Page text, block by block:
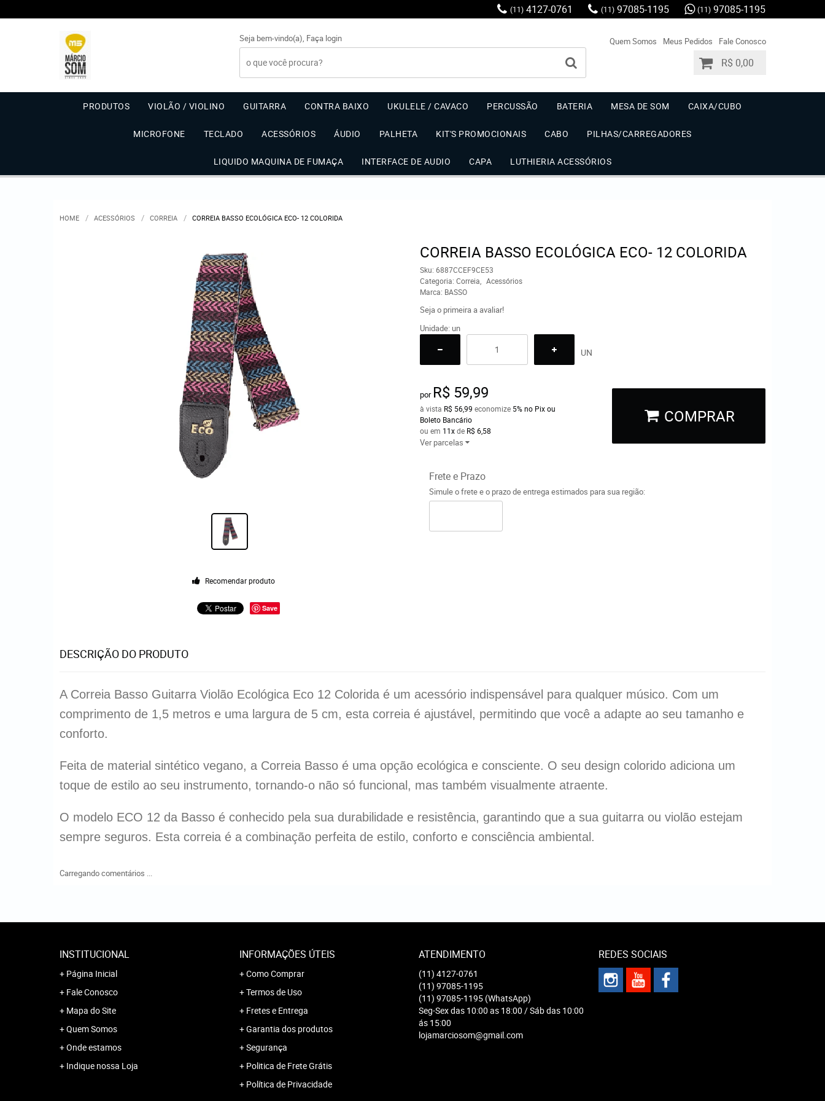
(11) 4127-0761 (11) 97085-1195 (11) 97085-1195
Seja bem-vindo(a), Faça login Quem Somos Meus Pedidos Fale Conosco
R$ 0,00
PRODUTOS VIOLÃO / VIOLINO GUITARRA CONTRA BAIXO UKULELE / CAVACO PERCUSSÃO BATERIA MESA DE SOM CAIXA/CUBO
MICROFONE TECLADO ACESSÓRIOS ÁUDIO PALHETA KIT'S PROMOCIONAIS CABO PILHAS/CARREGADORES
LIQUIDO MAQUINA DE FUMAÇA INTERFACE DE AUDIO CAPA LUTHIERIA ACESSÓRIOS
HOME ACESSÓRIOS CORREIA CORREIA BASSO ECOLÓGICA ECO- 12 COLORIDA
Recomendar produto
Save
CORREIA BASSO ECOLÓGICA ECO- 12 COLORIDA
Sku: 6887CCEF9CE53
Categoria: Correia
Acessórios
Marca: BASSO
Seja o primeira a avaliar!
Unidade: un
UN
por R$ 59,99
à vista R$ 56,99 economize 5% no Pix ou
Boleto Bancário
ou em 11xde R$ 6,58
Ver parcelas
COMPRAR
Frete e Prazo
Simule o frete e o prazo de entrega estimados para sua região:
DESCRIÇÃO DO PRODUTO
A Correia Basso Guitarra Violão Ecológica Eco 12 Colorida é um acessório indispensável para qualquer músico. Com um
comprimento de 1,5 metros e uma largura de 5 cm, esta correia é ajustável, permitindo que você a adapte ao seu tamanho e
conforto.
Feita de material sintético vegano, a Correia Basso é uma opção ecológica e consciente. O seu design colorido adiciona um
toque de estilo ao seu instrumento, tornando-o não só funcional, mas também visualmente atraente.
O modelo ECO 12 da Basso é conhecido pela sua durabilidade e resistência, garantindo que a sua guitarra ou violão estejam
sempre seguros. Esta correia é a combinação perfeita de estilo, conforto e consciência ambiental.
Carregando comentários ...
INSTITUCIONAL
Página Inicial
Fale Conosco
Mapa do Site
Quem Somos
Onde estamos
Indique nossa Loja
INFORMAÇÕES ÚTEIS
Como Comprar
Termos de Uso
Fretes e Entrega
Garantia dos produtos
Segurança
Politica de Frete Grátis
Política de Privacidade
ATENDIMENTO
(11) 4127-0761
(11) 97085-1195
(11) 97085-1195 (WhatsApp)
Seg-Sex das 10:00 as 18:00 / Sáb das 10:00
ás 15:00
lojamarciosom@gmail.com
REDES SOCIAIS